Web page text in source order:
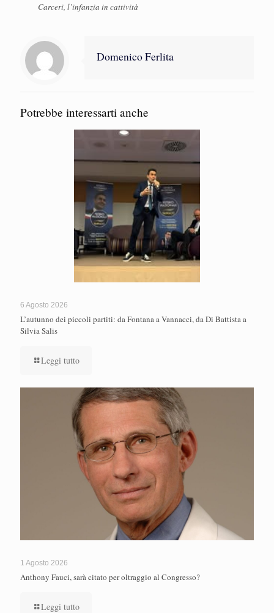
Carceri, l’infanzia in cattività
Domenico Ferlita
Potrebbe interessarti anche
6 Agosto 2026
L’autunno dei piccoli partiti: da Fontana a Vannacci, da Di Battista a
Silvia Salis
Leggi tutto
1 Agosto 2026
Anthony Fauci, sarà citato per oltraggio al Congresso?
Leggi tutto